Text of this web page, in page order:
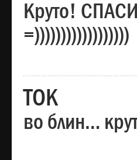
Круто!
=))))))))))))))))))
ТОК
во блин…